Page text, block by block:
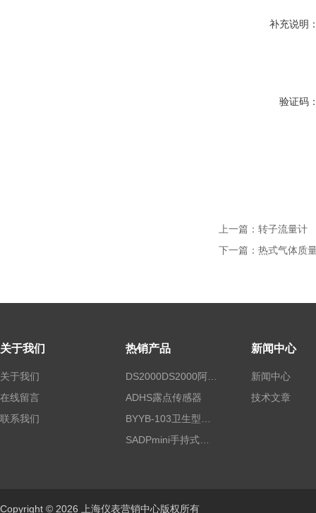
补充说明
验证码
上一篇： 转子流量计
下一篇： 热式气体质
关于我们
关于我们
在线留言
联系我们
热销产品
ADHS露点传感器
新闻中心
新闻中心
技术文章
Copyright © 2026 上海仪表营销中心版权所有